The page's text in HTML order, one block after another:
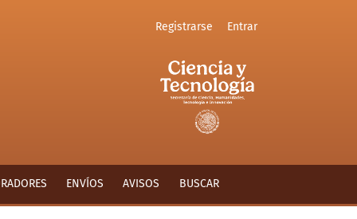
Registrarse Entrar
ENVÍOS AVISOS BUSCAR